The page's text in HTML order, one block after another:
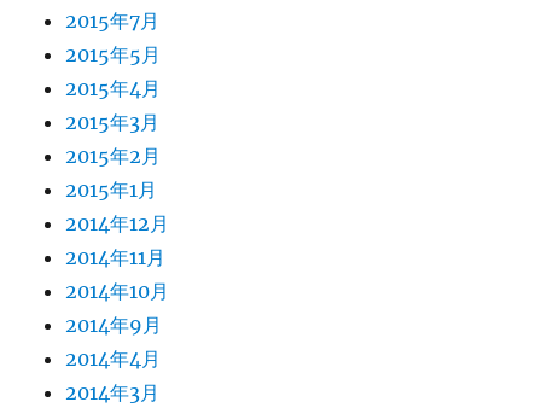
2015年7月
2015年5月
2015年4月
2015年3月
2015年2月
2015年1月
2014年12月
2014年11月
2014年10月
2014年9月
2014年4月
2014年3月